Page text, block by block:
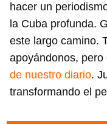
hacer un
la Cuba profunda.
este largo camino.
apoyándonos, pero
de nuestro diario.
transformando el